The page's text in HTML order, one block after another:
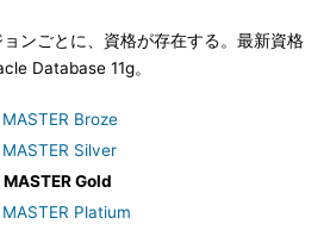
ンごとに、資格が存在する。最新資格
Database 11g。
Broze
Silver
MASTER Gold
Platium